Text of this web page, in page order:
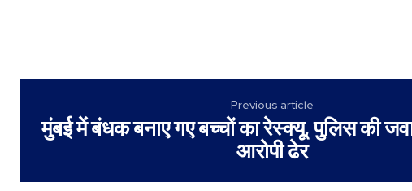
Previous article
मुंबई में बंधक बनाए गए बच्चों का रेस्क्यू, पुलिस की
आरोपी ढेर